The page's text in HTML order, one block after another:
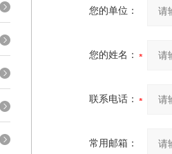
您的单位：
您的姓名：
联系电话：
常用邮箱：